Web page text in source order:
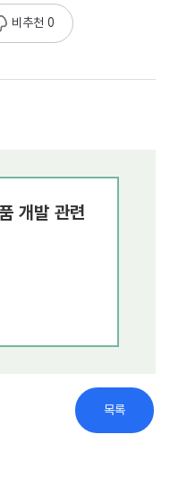
비추천 0
개발 관련
개발 관련
목록